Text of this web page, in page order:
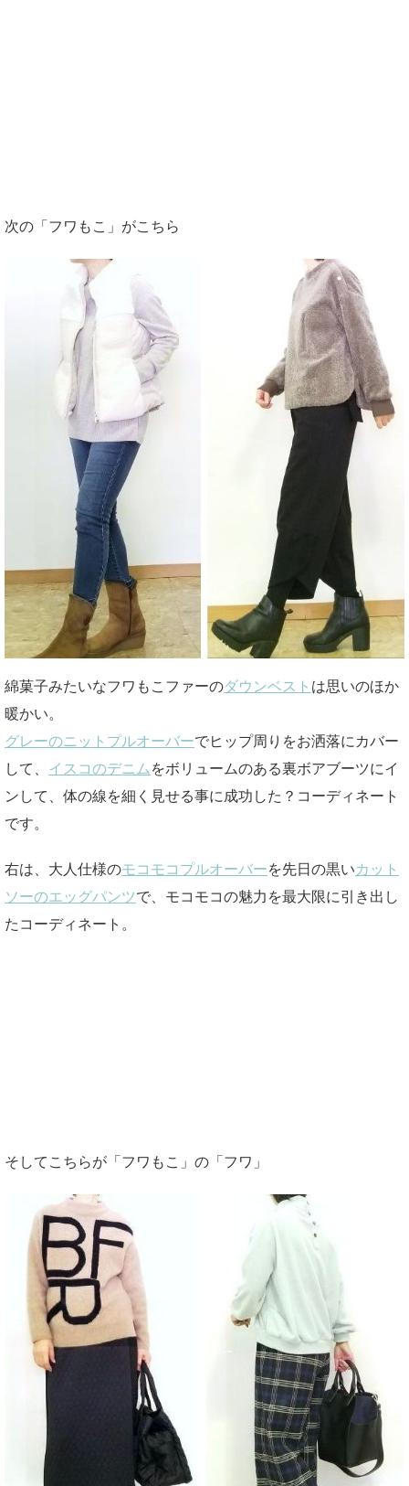
次の「フワもこ」がこちら
綿菓子みたいなフワもこファーのダウンベスト は思いのほか
暖かい。
グレーのニットプルオーバーでヒップ周りをお洒落にカバー
して、 イスコのデニム をボリュームのある裏ボアブーツにイ
ンして、体の線を細く見せる事に成功した？コーディネート
です。
右は、大人仕様のモコモコプルオーバーを先日の黒いカット
ソーのエッグパンツで、モコモコの魅力を最大限に引き出し
たコーディネート。
そしてこちらが「フワもこ」の「フワ」